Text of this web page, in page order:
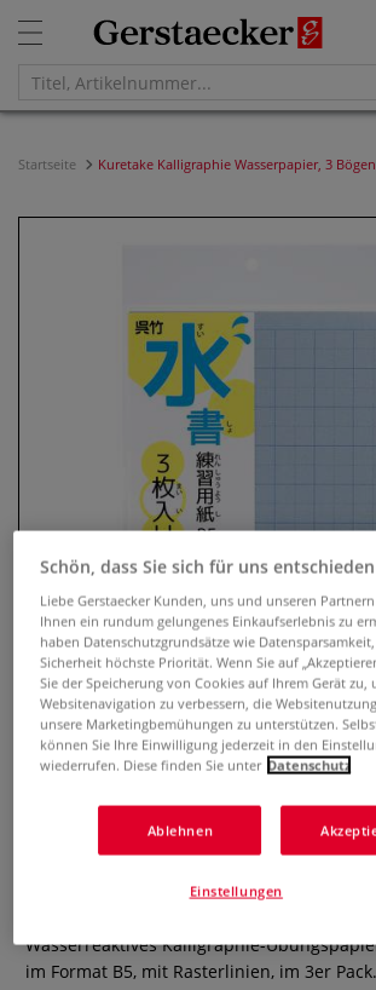
Startseite Kuretake Kalligraphie Wasserpapier, 3 Bögen
Kuretake Kalligraphie
Wasserpapier, 3 Bögen
0 Bewertungen
Wasserreaktives Kalligraphie-
im Format B5, mit Rasterlinien, im 3er Pack.
Schön, dass Sie sich für uns
Liebe Gerstaecker Kunden, uns und unseren
Ihnen ein rundum gelungenes Einkaufserlebnis zu
haben Datenschutzgrundsätze wie
Sicherheit höchste Priorität. Wenn Sie auf
Sie der Speicherung von Cookies auf Ihrem Gerät zu,
Websitenavigation zu verbessern, die
unsere Marketingbemühungen zu unterstützen.
können Sie Ihre Einwilligung jederzeit in den
wiederrufen. Diese finden Sie unter Datenschutz
Ablehnen
Einstellungen